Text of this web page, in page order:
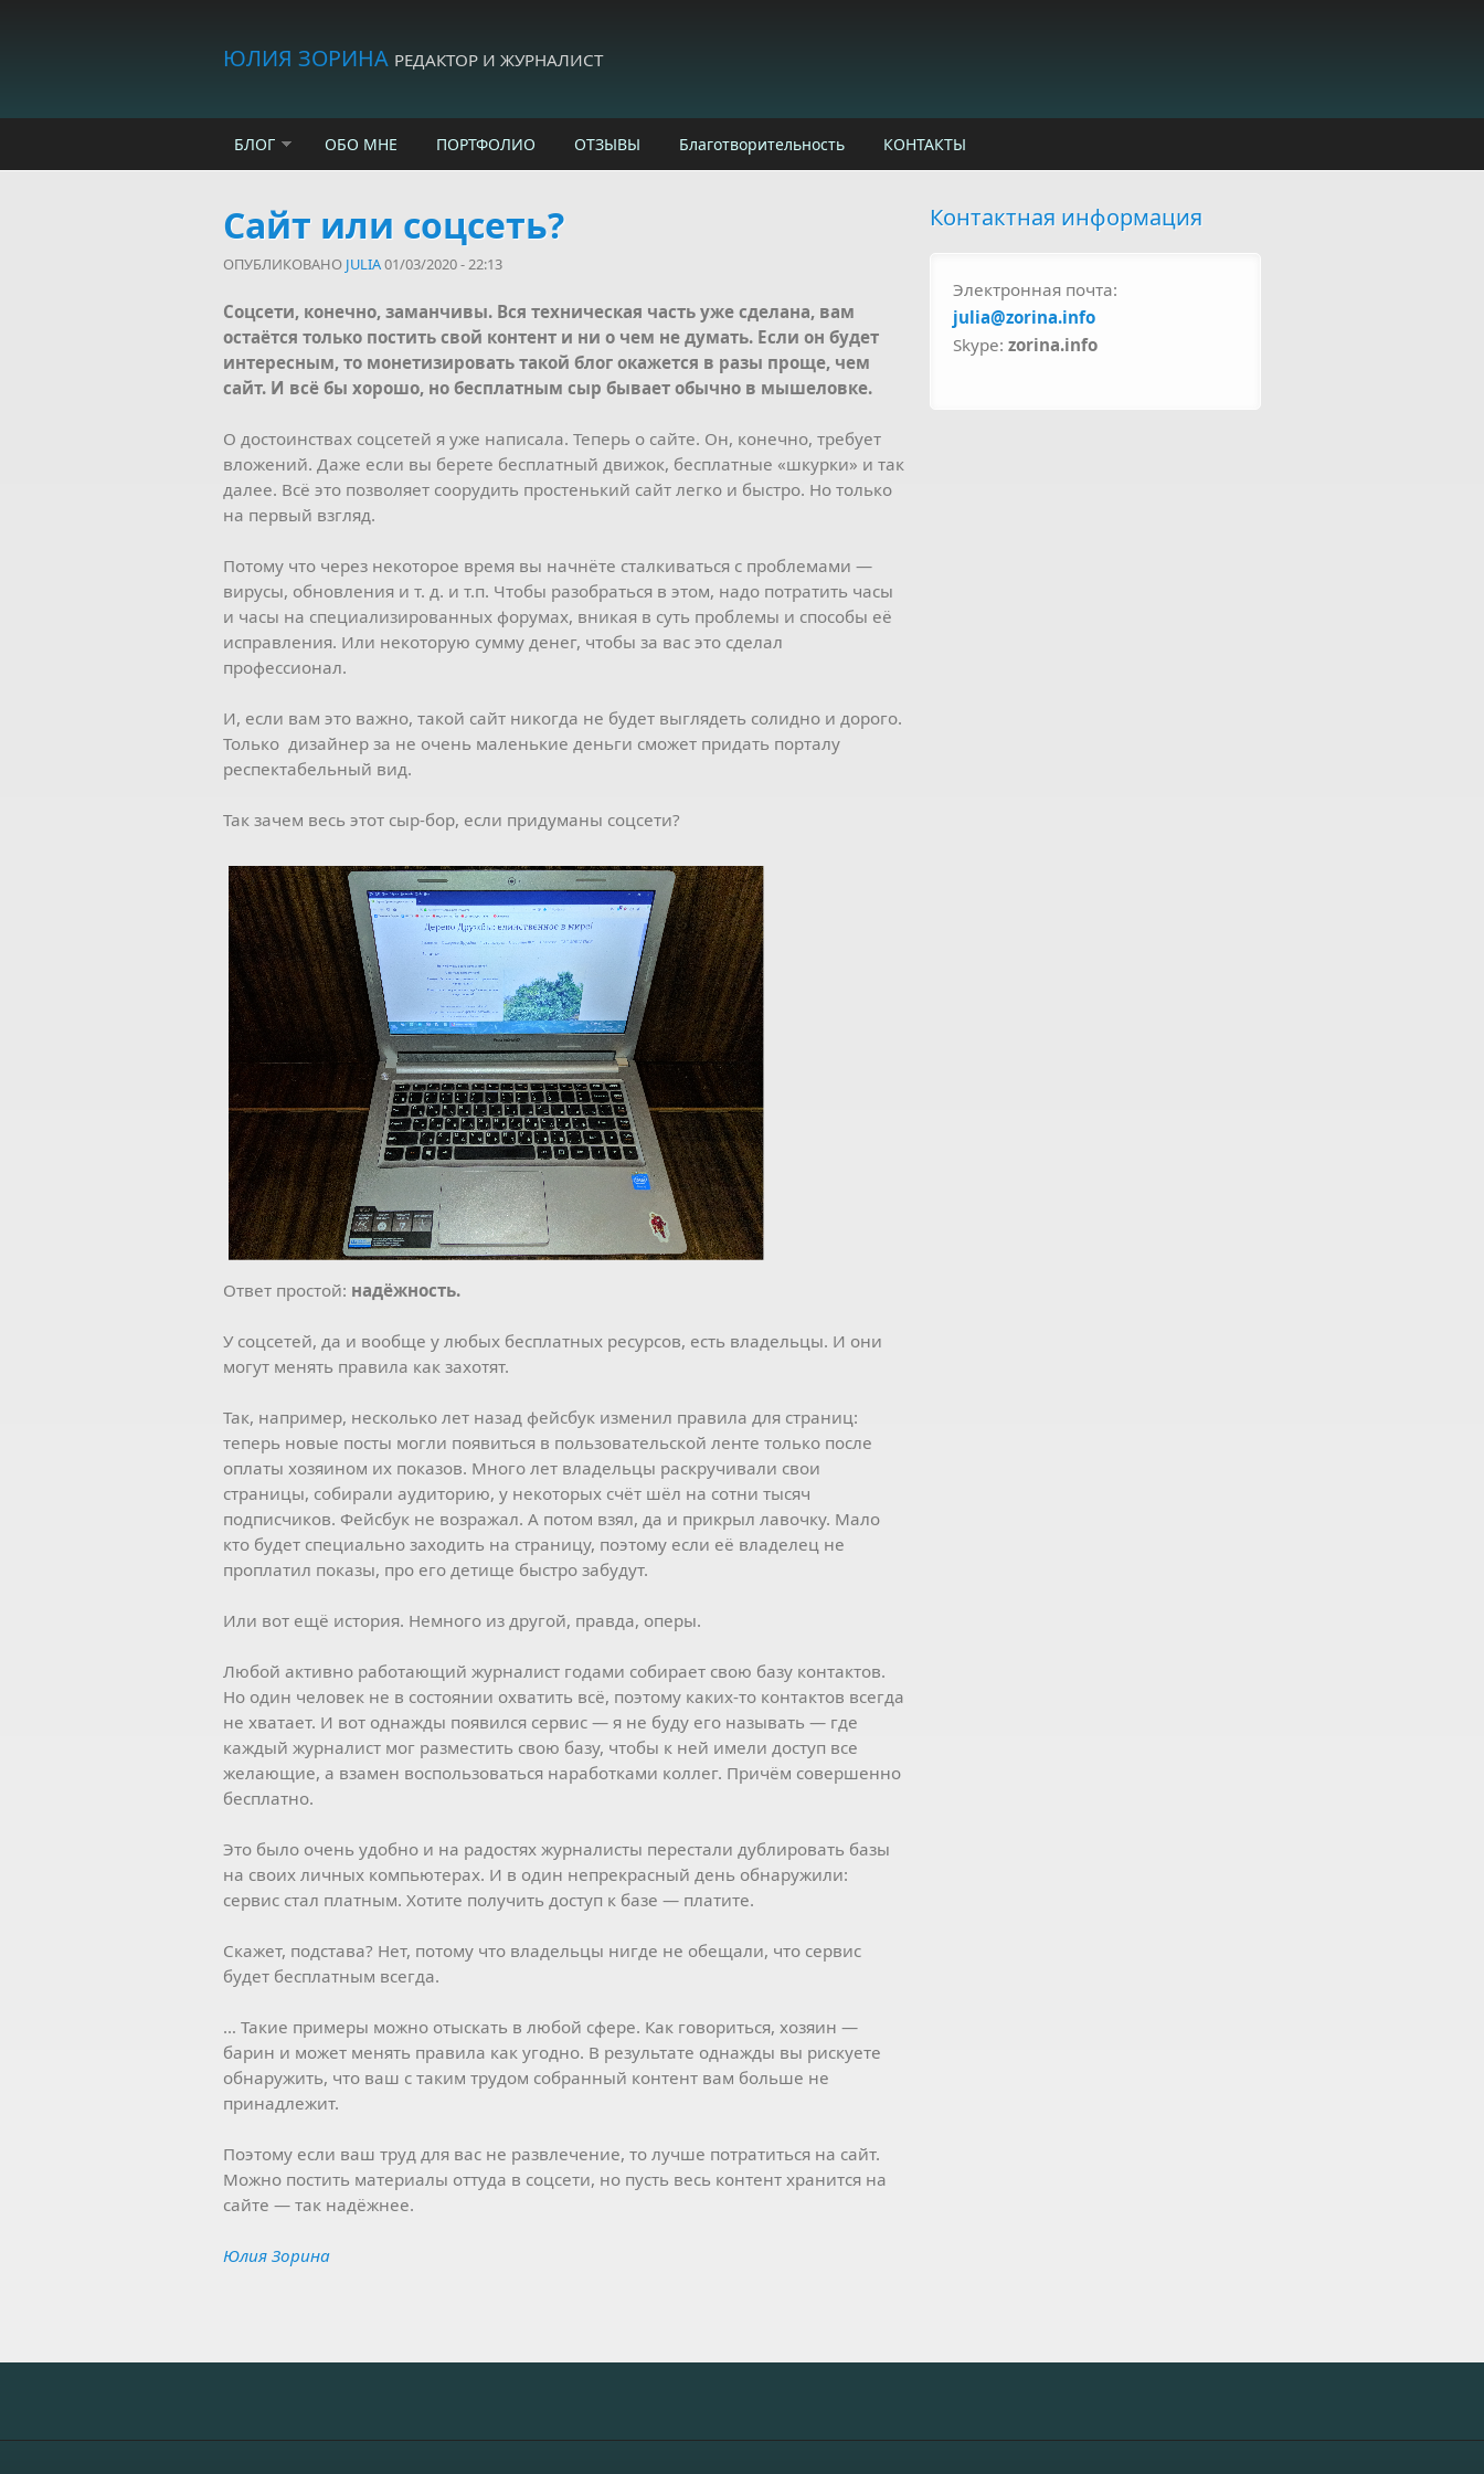
ЮЛИЯ ЗОРИНА РЕДАКТОР И ЖУРНАЛИСТ
БЛОГ ОБО МНЕ ПОРТФОЛИО ОТЗЫВЫ Благотворительность КОНТАКТЫ
Сайт или соцсеть?
ОПУБЛИКОВАНО JULIA01/03/2020 - 22:13
Соцсети, конечно, заманчивы. Вся техническая часть уже сделана, вам
остаётся только постить свой контент и ни о чем не думать. Если он будет
интересным, то монетизировать такой блог окажется в разы проще, чем
сайт. И всё бы хорошо, но бесплатным сыр бывает обычно в мышеловке.
О достоинствах соцсетей я уже написала. Теперь о сайте. Он, конечно, требует
вложений. Даже если вы берете бесплатный движок, бесплатные «шкурки» и так
далее. Всё это позволяет соорудить простенький сайт легко и быстро. Но только
на первый взгляд.
Потому что через некоторое время вы начнёте сталкиваться с проблемами —
вирусы, обновления и т. д. и т.п. Чтобы разобраться в этом, надо потратить часы
и часы на специализированных форумах, вникая в суть проблемы и способы её
исправления. Или некоторую сумму денег, чтобы за вас это сделал
профессионал.
И, если вам это важно, такой сайт никогда не будет выглядеть солидно и дорого.
Только дизайнер за не очень маленькие деньги сможет придать порталу
респектабельный вид.
Так зачем весь этот сыр-бор, если придуманы соцсети?
Ответ простой: надёжность.
У соцсетей, да и вообще у любых бесплатных ресурсов, есть владельцы. И они
могут менять правила как захотят.
Так, например, несколько лет назад фейсбук изменил правила для страниц:
теперь новые посты могли появиться в пользовательской ленте только после
оплаты хозяином их показов. Много лет владельцы раскручивали свои
страницы, собирали аудиторию, у некоторых счёт шёл на сотни тысяч
подписчиков. Фейсбук не возражал. А потом взял, да и прикрыл лавочку. Мало
кто будет специально заходить на страницу, поэтому если её владелец не
проплатил показы, про его детище быстро забудут.
Или вот ещё история. Немного из другой, правда, оперы.
Любой активно работающий журналист годами собирает свою базу контактов.
Но один человек не в состоянии охватить всё, поэтому каких-то контактов всегда
не хватает. И вот однажды появился сервис — я не буду его называть — где
каждый журналист мог разместить свою базу, чтобы к ней имели доступ все
желающие, а взамен воспользоваться наработками коллег. Причём совершенно
бесплатно.
Это было очень удобно и на радостях журналисты перестали дублировать базы
на своих личных компьютерах. И в один непрекрасный день обнаружили:
сервис стал платным. Хотите получить доступ к базе — платите.
Скажет, подстава? Нет, потому что владельцы нигде не обещали, что сервис
будет бесплатным всегда.
… Такие примеры можно отыскать в любой сфере. Как говориться, хозяин —
барин и может менять правила как угодно. В результате однажды вы рискуете
обнаружить, что ваш с таким трудом собранный контент вам больше не
принадлежит.
Поэтому если ваш труд для вас не развлечение, то лучше потратиться на сайт.
Можно постить материалы оттуда в соцсети, но пусть весь контент хранится на
сайте — так надёжнее.
Юлия Зорина
Контактная информация
Электронная почта:
julia@zorina.info
Skype: zorina.info